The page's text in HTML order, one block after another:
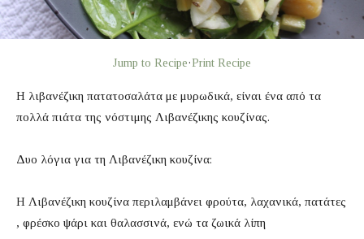
Jump to Recipe·Print Recipe
Η λιβανέζικη πατατοσαλάτα με μυρωδικά, είναι ένα από τα
πολλά πιάτα της νόστιμης Λιβανέζικης κουζίνας.
Δυο λόγια για τη Λιβανέζικη κουζίνα:
Η Λιβανέζικη κουζίνα περιλαμβάνει φρούτα, λαχανικά, πατάτες
, φρέσκο ψάρι και θαλασσινά, ενώ τα ζωικά λίπη